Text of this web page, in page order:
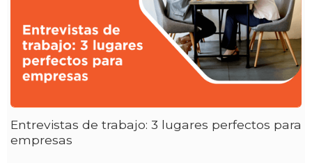
Entrevistas de trabajo: 3 lugares perfectos para
empresas